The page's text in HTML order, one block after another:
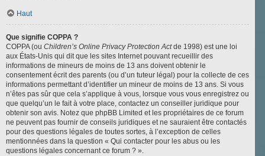
Haut
Que signifie COPPA ?
COPPA (ou Children’s Online Privacy Protection Actde 1998) est une loi
aux États-Unis qui dit que les sites Internet pouvant recueillir des
informations de mineurs de moins de 13 ans doivent obtenir le
consentement écrit des parents (ou d’un tuteur légal) pour la collecte de ces
informations permettant d’identifier un mineur de moins de 13 ans. Si vous
n’êtes pas sûr que cela s’applique à vous, lorsque vous vous enregistrez ou
que quelqu’un le fait à votre place, contactez un conseiller juridique pour
obtenir son avis. Notez que phpBB Limited et les propriétaires de ce forum
ne peuvent pas fournir de conseils juridiques et ne sauraient être contactés
pour des questions légales de toutes sortes, à l’exception de celles
mentionnées dans la question « Qui contacter pour les abus ou les
questions légales concernant ce forum ? ».